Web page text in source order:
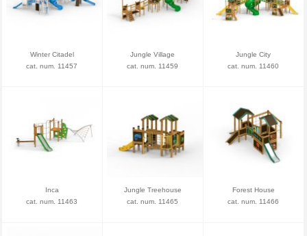
Winter Citadel
cat. num. 11457
Jungle Village
cat. num. 11459
Jungle City
cat. num. 11460
Inca
cat. num. 11463
Jungle Treehouse
cat. num. 11465
Forest House
cat. num. 11466